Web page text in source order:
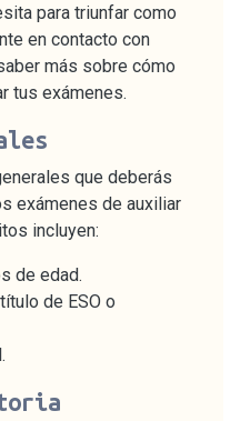
para triunfar como
en contacto con
más sobre cómo
tus exámenes.
que deberás
exámenes de auxiliar
incluyen:
de edad.
de ESO o